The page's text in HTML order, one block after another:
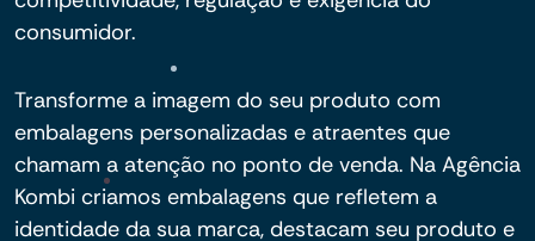
consumidor.
Transforme a imagem do seu produto com
embalagens personalizadas e atraentes que
chamam a atenção no ponto de venda. Na Agência
Kombi criamos embalagens que refletem a
identidade da sua marca, destacam seu produto e